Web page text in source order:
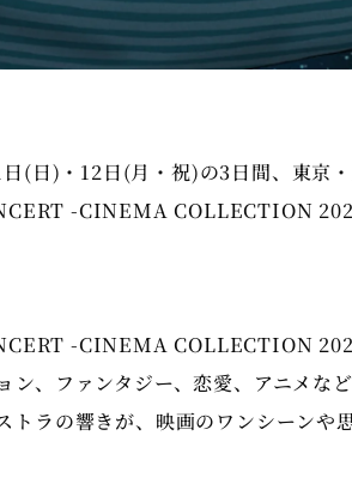
(日)・12日(月・祝)の3日間、東京
-CINEMA COLLECTION
-CINEMA COLLECTION
ン、ファンタジー、恋愛、アニメな
トラの響きが、映画のワンシーンや